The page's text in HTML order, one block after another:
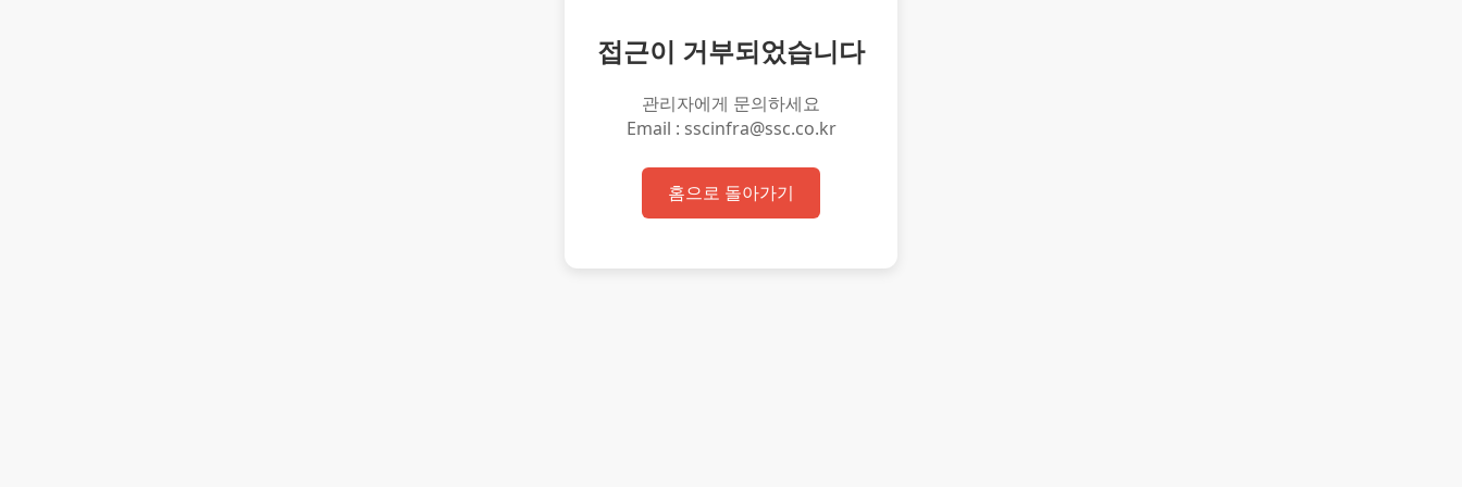
접근이 거부되었습니다
관리자에게 문의하세요
Email : sscinfra@ssc.co.kr
홈으로 돌아가기